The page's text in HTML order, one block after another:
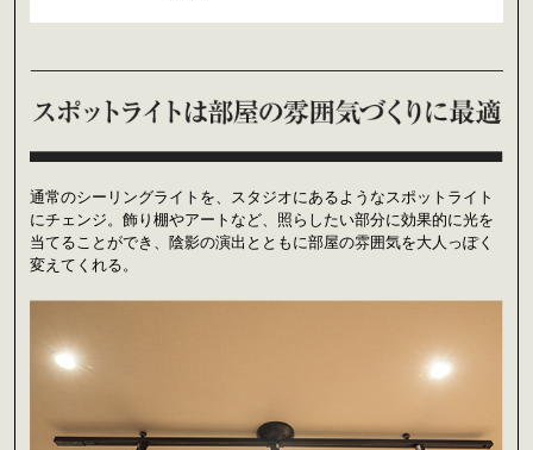
通常のシーリングライトを、スタジオにあるようなスポットライト
にチェンジ。飾り棚やアートなど、照らしたい部分に効果的に光を
当てることができ、陰影の演出とともに部屋の雰囲気を大人っぽく
変えてくれる。